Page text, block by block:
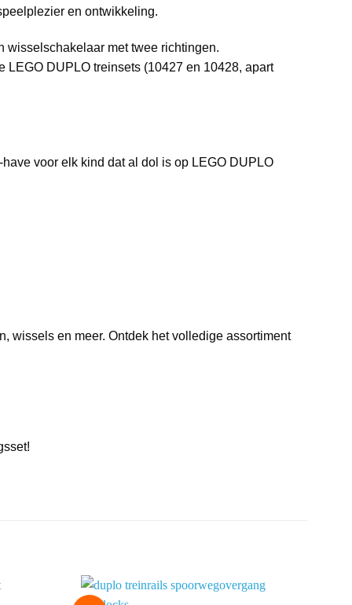
en ontwikkeling.
wisselschakelaar met twee richtingen.
LEGO DUPLO treinsets (10427 en 10428, apart
voor elk kind dat al dol is op LEGO DUPLO
wissels en meer. Ontdek het volledige assortiment